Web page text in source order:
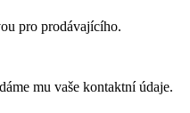
pro prodávajícího.
mu vaše kontaktní údaje.